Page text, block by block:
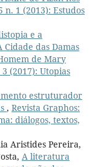
n. 1 (2013): Estudos
e a
das Damas
de Mary
(2017): Utopias
estruturador
, Revista Graphos:
diálogos, textos,
Aristides Pereira,
A literatura